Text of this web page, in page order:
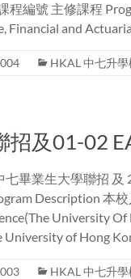
程編號 主修課程
Financial and
HKAL 中七升學
招及01-02
七畢業生大學聯招
Description 本
University
University of Hong
HKAL 中七升學